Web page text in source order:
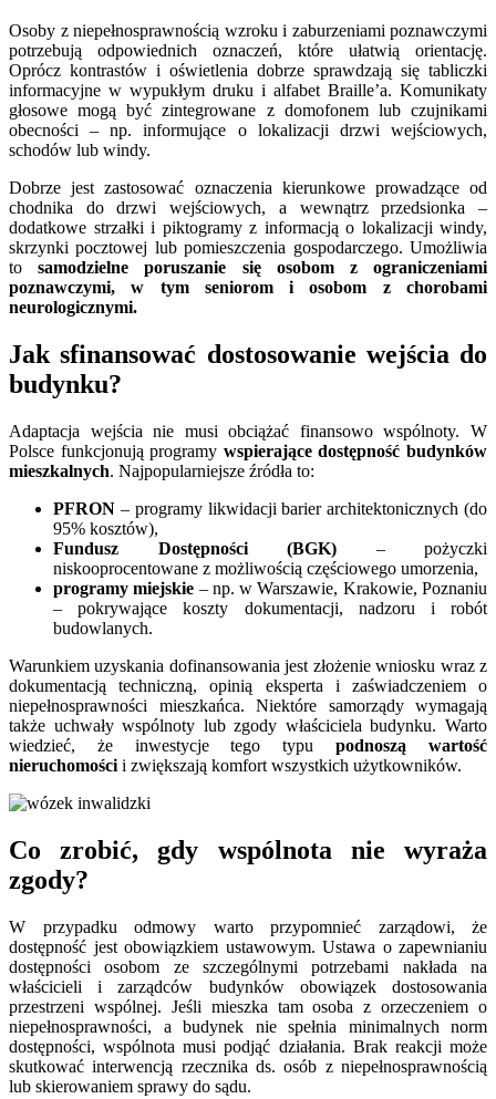
Osoby z niepełnosprawnością wzroku i zaburzeniami poznawczymi
potrzebują odpowiednich oznaczeń, które ułatwią orientację.
Oprócz kontrastów i oświetlenia dobrze sprawdzają się tabliczki
informacyjne w wypukłym druku i alfabet Braille’a. Komunikaty
głosowe mogą być zintegrowane z domofonem lub czujnikami
obecności – np. informujące o lokalizacji drzwi wejściowych,
schodów lub windy.
Dobrze jest zastosować oznaczenia kierunkowe prowadzące od
chodnika do drzwi wejściowych, a wewnątrz przedsionka –
dodatkowe strzałki i piktogramy z informacją o lokalizacji windy,
skrzynki pocztowej lub pomieszczenia gospodarczego. Umożliwia
tosamodzielne poruszanie się osobom z ograniczeniami
poznawczymi, w tym seniorom i osobom z chorobami
neurologicznymi.
Jak sfinansować dostosowanie wejścia do
budynku?
Adaptacja wejścia nie musi obciążać finansowo wspólnoty. W
Polsce funkcjonują programy wspierające dostępność budynków
mieszkalnych. Najpopularniejsze źródła to:
PFRON – programy likwidacji barier architektonicznych (do
95% kosztów),
Fundusz Dostępności (BGK) – pożyczki
niskooprocentowane z możliwością częściowego umorzenia,
programy miejskie – np. w Warszawie, Krakowie, Poznaniu
– pokrywające koszty dokumentacji, nadzoru i robót
budowlanych.
Warunkiem uzyskania dofinansowania jest złożenie wniosku wraz z
dokumentacją techniczną, opinią eksperta i zaświadczeniem o
niepełnosprawności mieszkańca. Niektóre samorządy wymagają
także uchwały wspólnoty lub zgody właściciela budynku. Warto
wiedzieć, że inwestycje tego typupodnoszą wartość
nieruchomości i zwiększają komfort wszystkich użytkowników.
Co zrobić, gdy wspólnota nie wyraża
zgody?
W przypadku odmowy warto przypomnieć zarządowi, że
dostępność jest obowiązkiem ustawowym. Ustawa o zapewnianiu
dostępności osobom ze szczególnymi potrzebami nakłada na
właścicieli i zarządców budynków obowiązek dostosowania
przestrzeni wspólnej. Jeśli mieszka tam osoba z orzeczeniem o
niepełnosprawności, a budynek nie spełnia minimalnych norm
dostępności, wspólnota musi podjąć działania. Brak reakcji może
skutkować interwencją rzecznika ds. osób z niepełnosprawnością
lub skierowaniem sprawy do sądu.